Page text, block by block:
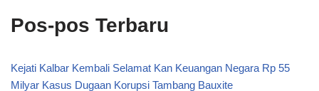
Pos-pos Terbaru
Kejati Kalbar Kembali Selamat Kan Keuangan Negara Rp 55
Milyar Kasus Dugaan Korupsi Tambang Bauxite